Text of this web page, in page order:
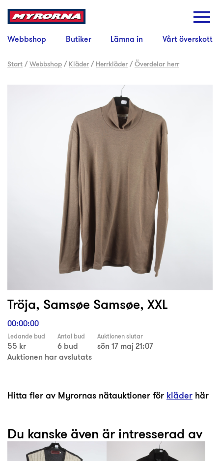
Webbshop Butiker Lämna in Vårt överskott
Start /Webbshop / Kläder / Herrkläder /Överdelar herr
Tröja, Samsøe Samsøe, XXL
00:00:00
Ledande bud
55 kr
Antal bud
6 bud
Auktionen slutar
sön 17 maj 21:07
Auktionen har avslutats
Hitta fler av Myrornas nätauktioner för kläder här
Du kanske även är intresserad av